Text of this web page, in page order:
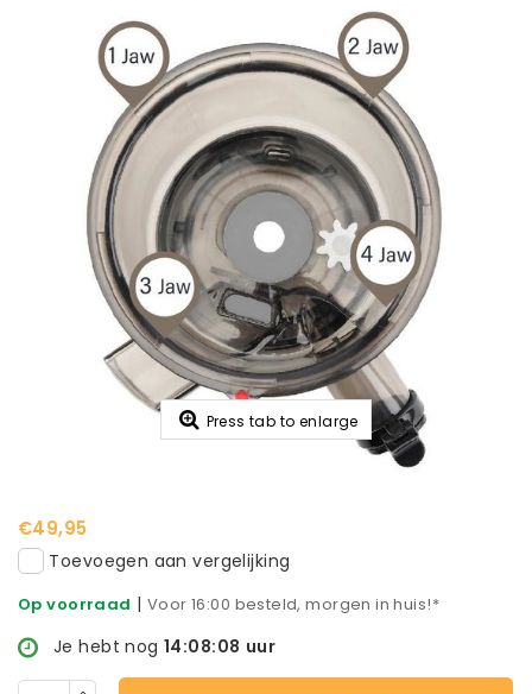
Press tab to enlarge
€49,95
Toevoegen aan vergelijking
Op voorraad | Voor 16:00 besteld, morgen in huis!*
Je hebt nog 14:08:07 uur